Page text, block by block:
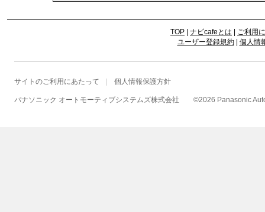
TOP ナビcafeとは
ご利用
ユーザー登録規約| 個人情
サイトのご利用にあたって 個人情報保護方針
パナソニック オートモーティブシステムズ株式会社 ©2026 Panasonic